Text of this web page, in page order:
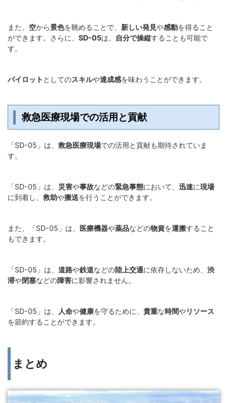
また、 空から景色を眺めることで、 新しい発見や感動を得ること
ができます。さらに、 SD-05は、 自分で操縦することも可能で
す。
パイロット としてのスキルや達成感を味わうことができます。
救急医療現場での活用と貢献
「SD-05」は、救急医療現場での活用と貢献も期待されていま
す。
「SD-05」は、 災害や事故などの緊急事態において、 迅速に現場
に到着し、救助や搬送を行うことができます。
また、「SD-05」は、 医療機器や薬品などの物資を運搬すること
もできます。
「SD-05」は、 道路や鉄道などの陸上交通に依存しないため、 渋
滞や閉塞などの障害に影響されません。
「SD-05」は、 人命や健康を守るために、 貴重な時間やリソース
を節約することができます。
まとめ